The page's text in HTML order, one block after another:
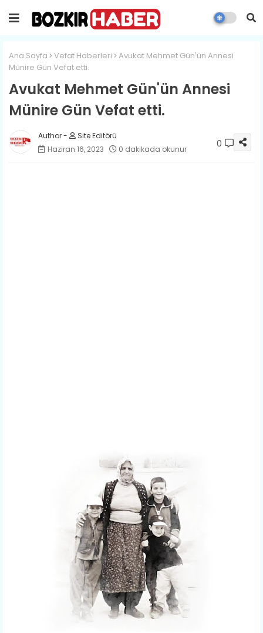
Ana Sayfa Vefat Haberleri
Avukat Mehmet Gün'ün Annesi
Münire Gün Vefat etti.
Avukat Mehmet Gün'ün Annesi
Münire Gün Vefat etti.
Site Editörü
Haziran 16, 2023
0 dakikada okunur 0